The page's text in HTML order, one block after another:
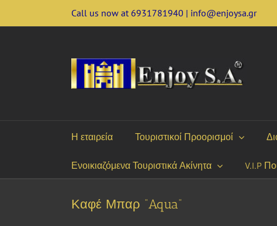
Call us now at 6931781940 | info@enjoysa.gr
Η εταιρεία Τουριστικοί Προορισμοί
Ενοικιαζόμενα Τουριστικά Ακίνητα V.I.P
Καφέ Μπαρ “Aqua”